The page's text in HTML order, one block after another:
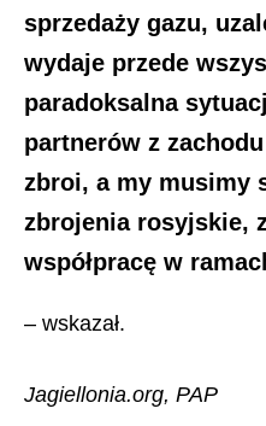
sprzedaży gazu,
wydaje przede
paradoksalna
partnerów z
zbroi, a my musimy
zbrojenia rosyjskie,
współpracę w
– wskazał.
Jagiellonia.org, PAP